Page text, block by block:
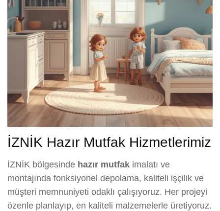
İZNİK Hazır Mutfak Hizmetlerimiz
İZNİK bölgesinde hazır mutfak imalatı ve
montajında fonksiyonel depolama, kaliteli işçilik ve
müşteri memnuniyeti odaklı çalışıyoruz. Her projeyi
özenle planlayıp, en kaliteli malzemelerle üretiyoruz.